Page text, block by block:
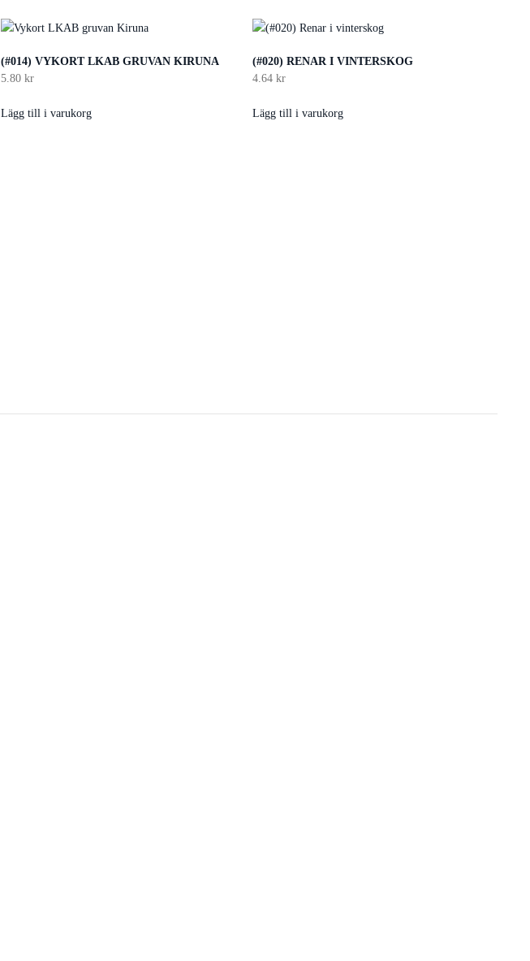
(#014) VYKORT LKAB GRUVAN KIRUNA
5.80 kr
Lägg till i varukorg
(#020) RENAR I VINTERSKOG
4.64 kr
Lägg till i varukorg